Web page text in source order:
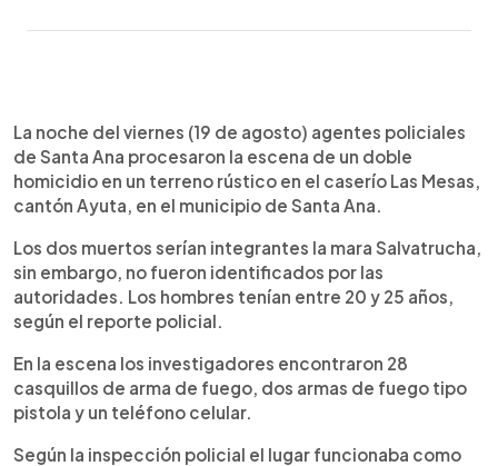
► Escuchar artículo
La noche del viernes (19 de agosto) agentes policiales
de Santa Ana procesaron la escena de un doble
homicidio en un terreno rústico en el caserío Las Mesas,
cantón Ayuta, en el municipio de Santa Ana.
Los dos muertos serían integrantes la mara Salvatrucha,
sin embargo, no fueron identificados por las
autoridades. Los hombres tenían entre 20 y 25 años,
según el reporte policial.
En la escena los investigadores encontraron 28
casquillos de arma de fuego, dos armas de fuego tipo
pistola y un teléfono celular.
Según la inspección policial el lugar funcionaba como